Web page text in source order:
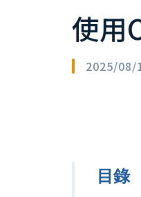
使用
2025/08/
目錄